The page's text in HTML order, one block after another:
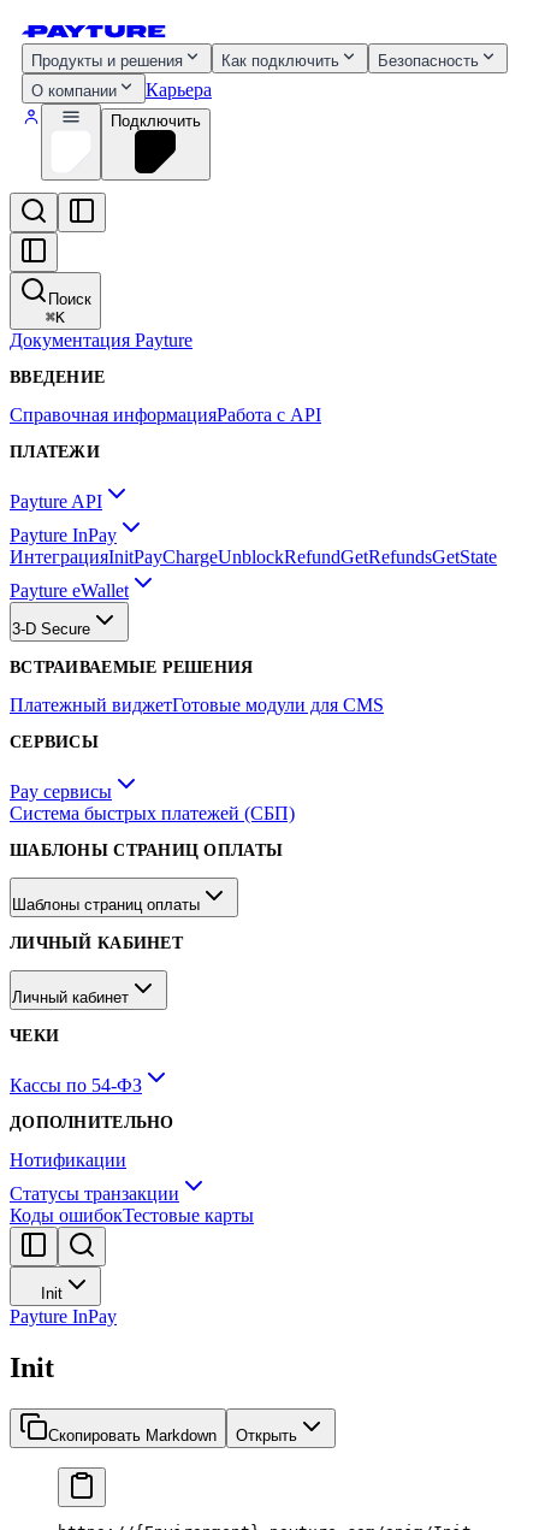
Продукты и решения Как подключить
Безопасность
О компании
Карьера
Подключить
Поиск
⌘K
Документация Payture
ВВЕДЕНИЕ
Справочная информацияРабота с API
ПЛАТЕЖИ
Payture API
Payture InPay
ИнтеграцияInitPayChargeUnblockRefundGetRefundsGetState
Payture eWallet
3-D Secure
ВСТРАИВАЕМЫЕ РЕШЕНИЯ
Платежный виджетГотовые модули для CMS
СЕРВИСЫ
Pay сервисы
Система быстрых платежей (СБП)
ШАБЛОНЫ СТРАНИЦ ОПЛАТЫ
Шаблоны страниц оплаты
ЛИЧНЫЙ КАБИНЕТ
Личный кабинет
ЧЕКИ
Кассы по 54-ФЗ
ДОПОЛНИТЕЛЬНО
Нотификации
Статусы транзакции
Коды ошибокТестовые карты
Init
Payture InPay
Init
Скопировать Markdown Открыть